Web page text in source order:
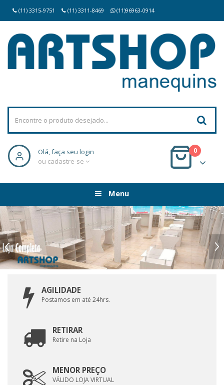
(11) 3315-9751 (11) 3311-8469 (11)96963-0914
Olá, faça seu login
ou cadastre-se
0
Menu
AGILIDADE
Postamos em até 24hrs.
RETIRAR
Retire na Loja
MENOR PREÇO
VÁLIDO LOJA VIRTUAL